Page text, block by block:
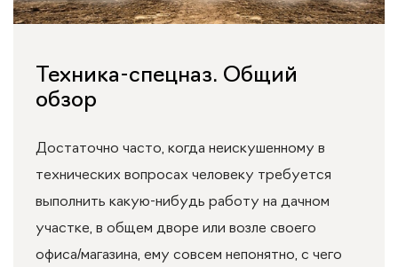
Техника-спецназ. Общий
обзор
Достаточно часто, когда неискушенному в
технических вопросах человеку требуется
выполнить какую-нибудь работу на дачном
участке, в общем дворе или возле своего
офиса/магазина, ему совсем непонятно, с чего